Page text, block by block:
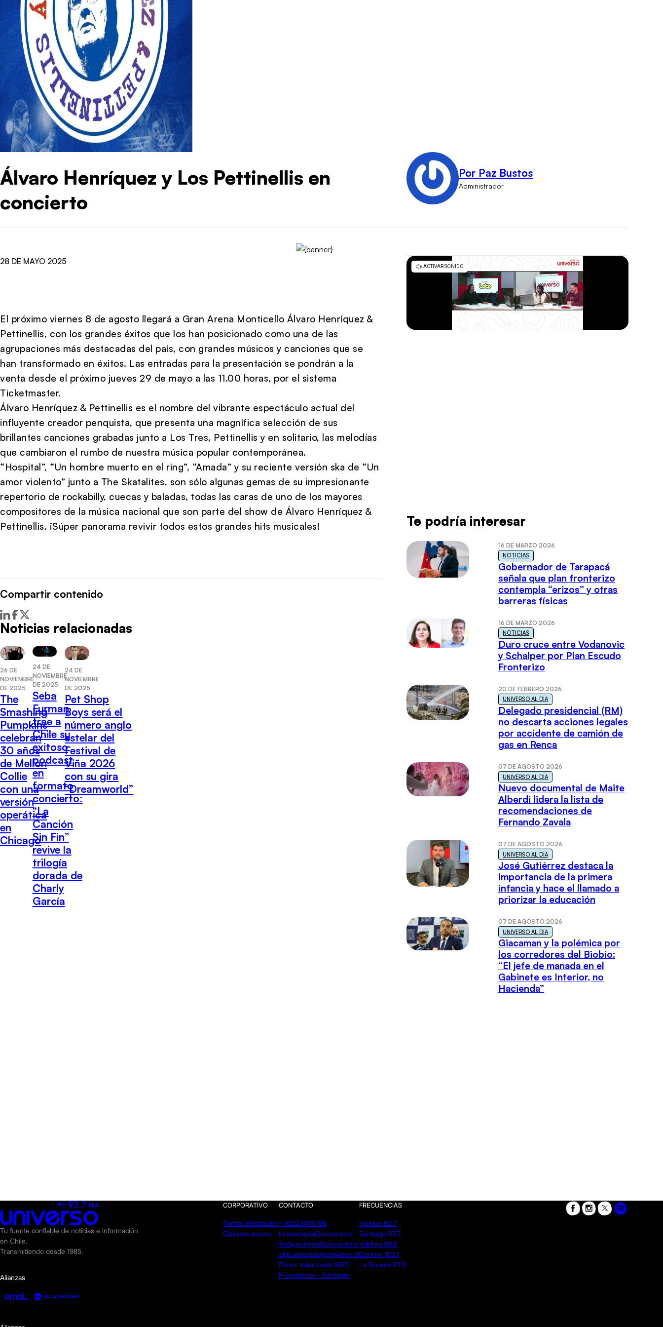
Álvaro Henríquez y Los Pettinellis en
concierto
Por Paz Bustos
Administrador
28 DE MAYO 2025
El próximo viernes 8 de agosto llegará a Gran Arena Monticello Álvaro Henríquez &
Pettinellis, con los grandes éxitos que los han posicionado como una de las
agrupaciones más destacadas del país, con grandes músicos y canciones que se
han transformado en éxitos. Las entradas para la presentación se pondrán a la
venta desde el próximo jueves 29 de mayo a las 11.00 horas, por el sistema
Ticketmaster.
Álvaro Henríquez & Pettinellis es el nombre del vibrante espectáculo actual del
influyente creador penquista, que presenta una magnífica selección de sus
brillantes canciones grabadas junto a Los Tres, Pettinellis y en solitario, las melodías
que cambiaron el rumbo de nuestra música popular contemporánea.
“Hospital”, “Un hombre muerto en el ring”, “Amada” y su reciente versión ska de “Un
amor violento” junto a The Skatalites, son sólo algunas gemas de su impresionante
repertorio de rockabilly, cuecas y baladas, todas las caras de uno de los mayores
compositores de la música nacional que son parte del show de Álvaro Henríquez &
Pettinellis. ¡Súper panorama revivir todos estos grandes hits musicales!
Compartir contenido
Noticias relacionadas
26 DE
NOVIEMBRE
DE 2025
The
Smashing
Pumpkins
celebran
30 años
de Mellon
Collie
con una
versión
operática
en
Chicago
24 DE
NOVIEMBRE
DE 2025
Seba
Furman
trae a
Chile su
exitoso
podcast
en
formato
concierto:
“La
Canción
Sin Fin”
revive la
trilogía
dorada de
Charly
García
24 DE
NOVIEMBRE
DE 2025
Pet Shop
Boys será el
número anglo
estelar del
Festival de
Viña 2026
con su gira
“Dreamworld”
Te podría interesar
16 DE MARZO 2026
NOTICIAS
Gobernador de Tarapacá
señala que plan fronterizo
contempla “erizos” y otras
barreras físicas
16 DE MARZO 2026
NOTICIAS
Duro cruce entre Vodanovic
y Schalper por Plan Escudo
Fronterizo
20 DE FEBRERO 2026
UNIVERSO AL DÍA
Delegado presidencial (RM)
no descarta acciones legales
por accidente de camión de
gas en Renca
07 DE AGOSTO 2026
UNIVERSO AL DÍA
Nuevo documental de Maite
Alberdi lidera la lista de
recomendaciones de
Fernando Zavala
07 DE AGOSTO 2026
UNIVERSO AL DÍA
José Gutiérrez destaca la
importancia de la primera
infancia y hace el llamado a
priorizar la educación
07 DE AGOSTO 2026
UNIVERSO AL DÍA
Giacaman y la polémica por
los corredores del Biobío:
“El jefe de manada en el
Gabinete es Interior, no
Hacienda”
Tu fuente confiable de noticias e información
en Chile.
Transmitiendo desde 1985.
Alianzas
CORPORATIVO
Tarifas electorales
Quienes somos
CONTACTO
+56223456789
lorena.tapia@universo.cl
fredy.quiroga@universo.cl
olga.venegas@universo.cl
Pérez Valenzuela 1620.
Providencia - Santiago.
FRECUENCIAS
Iquique 92.7
Santiago 93.7
Valdivia 99.9
Osorno 102.1
La Serena 92.9